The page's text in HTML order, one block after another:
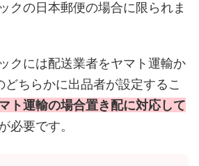
クの日本郵便の場合に限られま
クには配送業者をヤマト運輸か
どちらかに出品者が設定するこ
ト運輸の場合置き配に対応して
必要です。